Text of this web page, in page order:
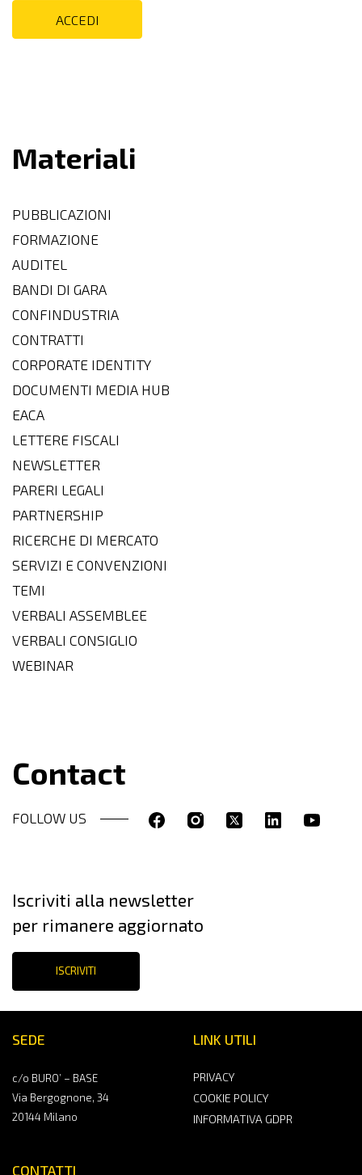
Materiali
PUBBLICAZIONI
FORMAZIONE
AUDITEL
BANDI DI GARA
CONFINDUSTRIA
CONTRATTI
CORPORATE IDENTITY
DOCUMENTI MEDIA HUB
EACA
LETTERE FISCALI
NEWSLETTER
PARERI LEGALI
PARTNERSHIP
RICERCHE DI MERCATO
SERVIZI E CONVENZIONI
TEMI
VERBALI ASSEMBLEE
VERBALI CONSIGLIO
WEBINAR
Contact
FOLLOW US
SEDE
c/o BURO’ – BASE
Via Bergognone, 34
20144 Milano
CONTATTI
LINK UTILI
PRIVACY
COOKIE POLICY
INFORMATIVA GDPR
Iscriviti alla newsletter
per rimanere aggiornato
ISCRIVITI